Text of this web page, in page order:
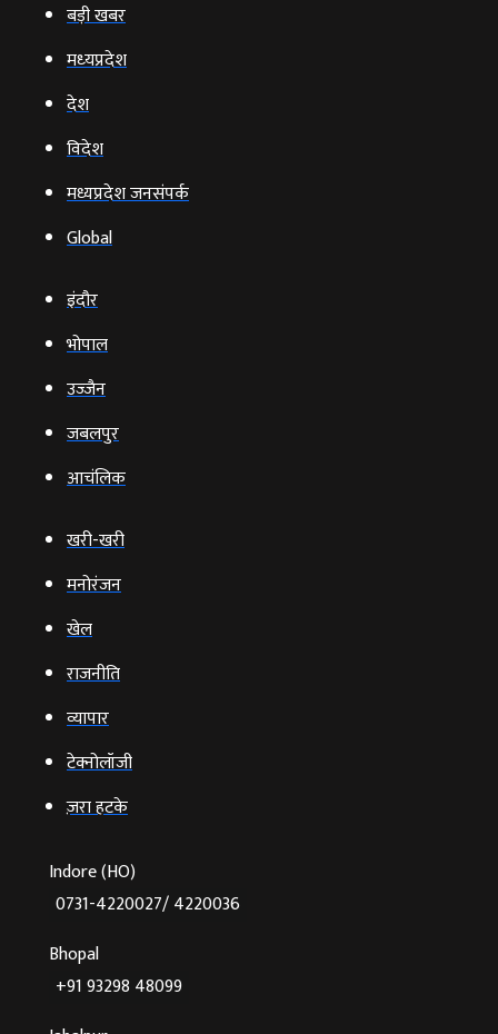
बड़ी खबर
मध्‍यप्रदेश
देश
विदेश
मध्यप्रदेश जनसंपर्क
Global
इंदौर
भोपाल
उज्‍जैन
जबलपुर
आचंलिक
खरी-खरी
मनोरंजन
खेल
राजनीति
व्‍यापार
टेक्‍नोलॉजी
ज़रा हटके
Indore (HO)
0731-4220027/ 4220036
Bhopal
+91 93298 48099